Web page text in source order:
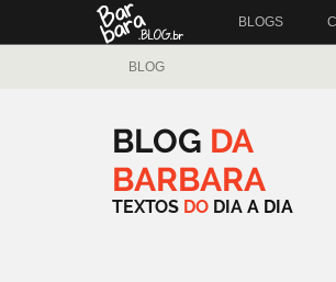
BLOGS
BLOG
BLOG DA
BARBARA
TEXTOS DO DIA A DIA